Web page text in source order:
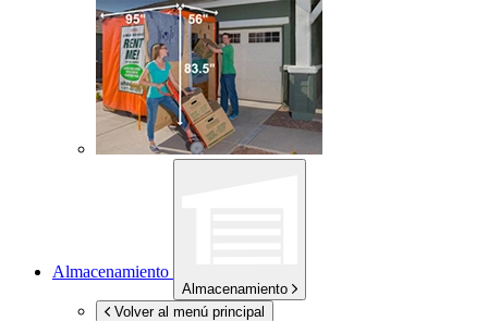
Almacenamiento
Almacenamiento
Volver al menú principal